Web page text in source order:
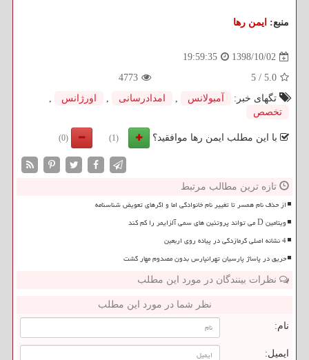
منبع: ایمن رها
1398/10/02
19:59:35
5.0
/
5
4773
تگهای خبر:
آمبولانس , امدادرسانی , اورژانس
,
تخصص
با این مطلب ایمن رها موافقید؟ (1)
(0)
تازه ترین مطالب مرتبط
از حذف نام همسر تا تغییر نام خانوادگی اما و اگرهای تعویض شناسنامه
ویتامین D می تواند پروتئین های سمی آلزایمر را کم کند
4 نشانه اصلی گرمازدگی در پیاده روی اربعین
حریق در پاساژ پارسیان تهرانپارس بدون مصدوم مهار گشت
نظرات بینندگان در مورد این مطلب
نظر شما در مورد این مطلب
نام:
ایمیل: